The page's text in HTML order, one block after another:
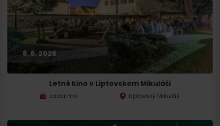
8. 8. 2026
Letné kino v Liptovskom Mikuláši
zadarmo Liptovský Mikuláš